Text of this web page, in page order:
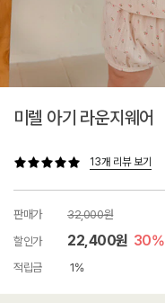
미렐 아기 라운지웨어
13개 리뷰 보기
판매가
32,000원
할인가
22,400원 30%
적립금 1%